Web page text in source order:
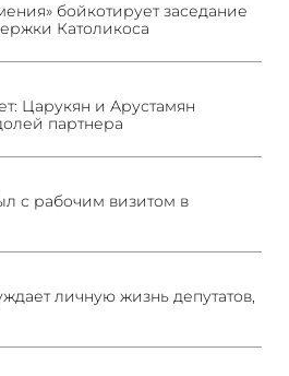
бойкотирует заседание
Католикоса
Царукян и Арустамян
партнера
с рабочим визитом в
личную жизнь депутатов,